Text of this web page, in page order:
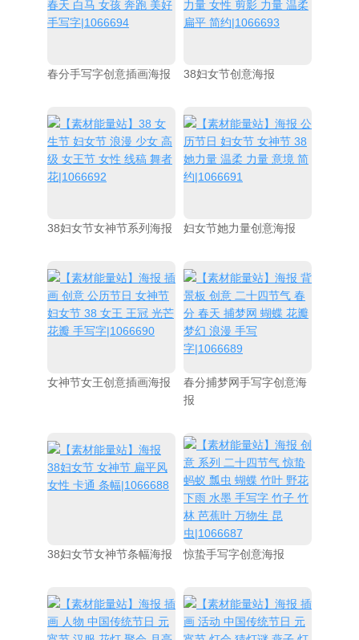
春分手写字创意插画海报 38妇女节创意海报
38妇女节女神节系列海报 妇女节她力量创意海报
女神节女王创意插画海报
春分捕梦网手写字创意海
报
38妇女节女神节条幅海报 惊蛰手写字创意海报